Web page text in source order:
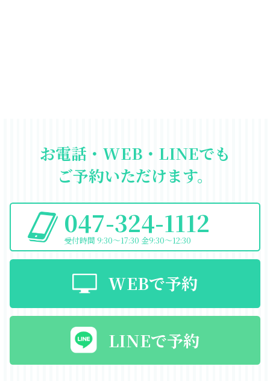
お電話・WEB・LINEでも
ご予約いただけます。
047-324-1112
受付時間 9:30〜17:30 金9:30〜12:30
WEBで予約
LINEで予約